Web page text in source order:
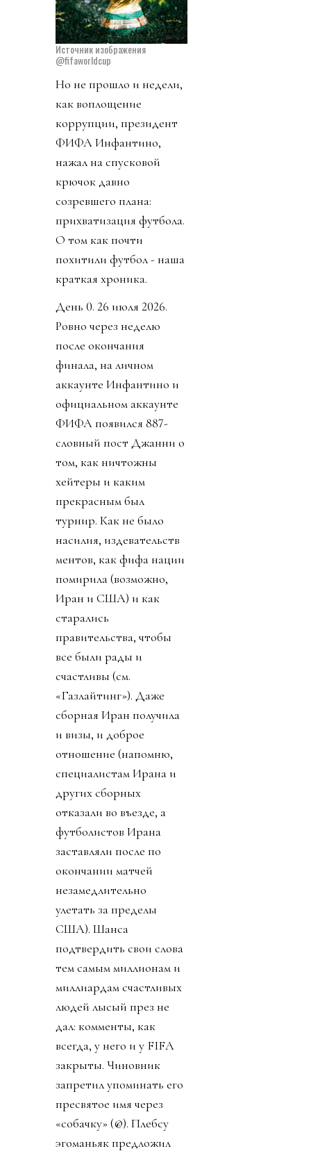
Источник изображения
@fifaworldcup
Но не прошло и недели,
как воплощение
коррупции, президент
ФИФА Инфантино,
нажал на спусковой
крючок давно
созревшего плана:
прихватизация футбола.
О том как почти
похитили футбол - наша
краткая хроника.
День 0. 26 июля 2026.
Ровно через неделю
после окончания
финала, на личном
аккаунте Инфантино и
официальном аккаунте
ФИФА появился 887-
словный пост Джанни о
том, как ничтожны
хейтеры и каким
прекрасным был
турнир. Как не было
насилия, издевательств
ментов, как фифа нации
помирила (возможно,
Иран и США) и как
старались
правительства, чтобы
все были рады и
счастливы (см.
«Газлайтинг»). Даже
сборная Иран получила
и визы, и доброе
отношение (напомню,
специалистам Ирана и
других сборных
отказали во въезде, а
футболистов Ирана
заставляли после по
окончании матчей
незамедлительно
улетать за пределы
США). Шанса
подтвердить свои слова
тем самым миллионам и
миллиардам счастливых
людей лысый през не
дал: комменты, как
всегда, у него и у FIFA
закрыты. Чиновник
запретил упоминать его
пресвятое имя через
«собачку» (@). Плебсу
эгоманьяк предложил